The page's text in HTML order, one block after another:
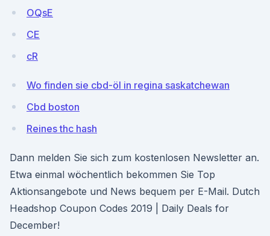
OQsE
CE
cR
Wo finden sie cbd-öl in regina saskatchewan
Cbd boston
Reines thc hash
Dann melden Sie sich zum kostenlosen Newsletter an.
Etwa einmal wöchentlich bekommen Sie Top
Aktionsangebote und News bequem per E-Mail. Dutch
Headshop Coupon Codes 2019 | Daily Deals for
December!